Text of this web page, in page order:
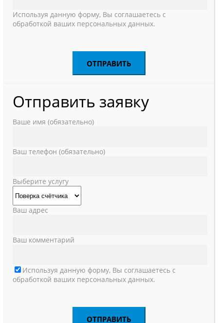
Используя данную форму, Вы соглашаетесь с
обработкой ваших персональных данных.
Отправить заявку
Ваше имя (обязательно)
Ваш телефон (обязательно)
Выберите услугу
Ваш адрес
Ваш комментарий
Используя данную форму, Вы соглашаетесь с
обработкой ваших персональных данных.